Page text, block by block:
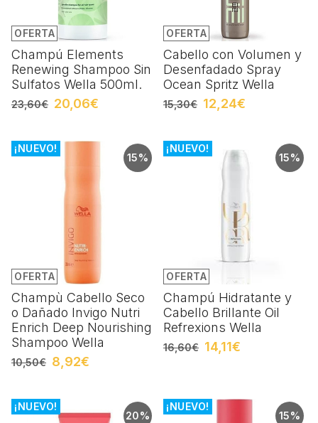
OFERTA
Champú Elements
Renewing Shampoo Sin
Sulfatos Wella 500ml.
23,60€ 20,06€
OFERTA
Cabello con Volumen y
Desenfadado Spray
Ocean Spritz Wella
15,30€ 12,24€
15%
OFERTA
¡NUEVO!
Champù Cabello Seco
o Dañado Invigo Nutri
Enrich Deep Nourishing
Shampoo Wella
10,50€ 8,92€
15%
OFERTA
¡NUEVO!
Champú Hidratante y
Cabello Brillante Oil
Refrexions Wella
16,60€ 14,11€
20%
¡NUEVO!
15%
¡NUEVO!